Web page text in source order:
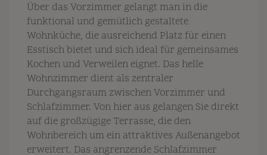
Über das Vorzimmer gelangt man in die
funktional und gemütlich gestaltete
Wohnküche, die ausreichend Platz für einen
Esstisch bietet und sich ideal für gemeinsames
Kochen und Verweilen eignet. Das helle
Wohnzimmer dient als zentraler
Durchgangsraum zwischen Vorzimmer und
Schlafzimmer. Von hier aus gelangen Sie direkt
auf die großzügige Terrasse, die den
Wohnbereich um ein attraktives Außenangebot
erweitert. Das angrenzende Schlafzimmer